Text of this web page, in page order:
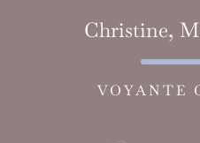
Christine,
VOYANTE